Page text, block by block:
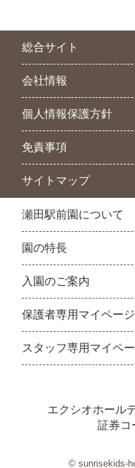
総合サイト
会社情報
個人情報保護方針
免責事項
サイトマップ
瀬田駅前園について
園の特長
入園のご案内
保護者専用マイページ
スタッフ専用マイペ
エクシオホール
証券コ
© sunrisekids-